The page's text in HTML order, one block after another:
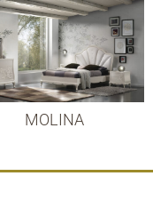
MOLINA